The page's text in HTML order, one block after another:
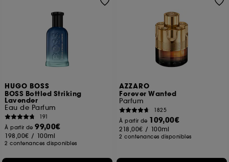
HUGO BOSS
BOSS Bottled Striking
Lavender
Eau de Parfum
191
À partir de99,00€
198,00€ / 100ml
2 contenances disponibles
AZZARO
Forever Wanted
Parfum
1825
À partir de 109,00€
218,00€ / 100ml
2 contenances disponibles